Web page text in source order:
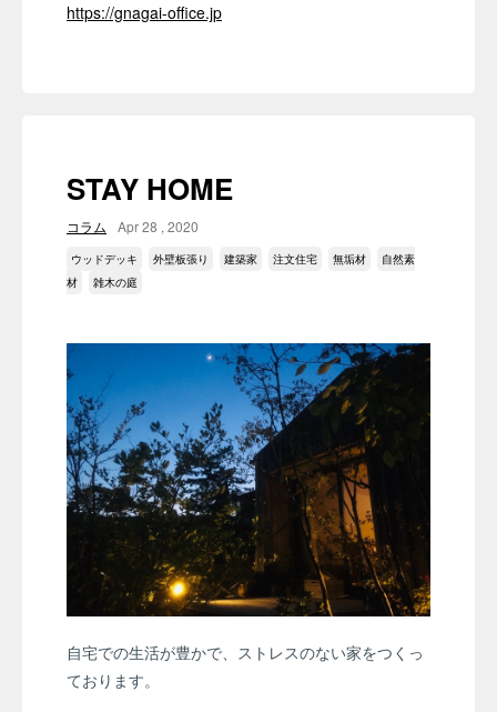
https://gnagai-office.jp
STAY HOME
コラム Apr 28 , 2020
ウッドデッキ 外壁板張り 建築家 注文住宅 無垢材
自然素
材
雑木の庭
自宅での生活が豊かで、ストレスのない家をつくっ
ております。